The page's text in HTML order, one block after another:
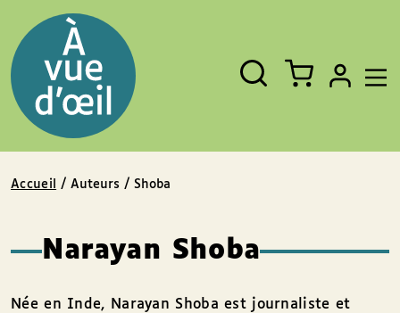
Fermer
Rechercher
un
livre,
un
auteur,
un
EAN
Accueil / Auteurs / Shoba
Narayan Shoba
Née en Inde, Narayan Shoba est journaliste et